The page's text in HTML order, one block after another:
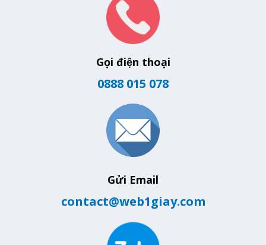
Gọi điện thoại
0888 015 078
Gửi Email
contact@web1giay.com